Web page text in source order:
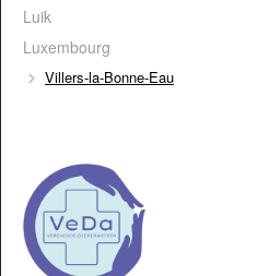
Luik
Luxembourg
Villers-la-Bonne-Eau